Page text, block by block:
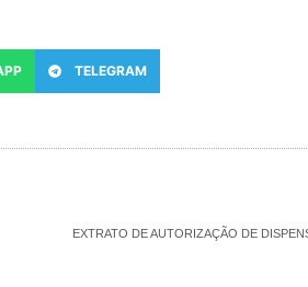
TELEGRAM
EXTRATO DE AUTORIZAÇÃO DE